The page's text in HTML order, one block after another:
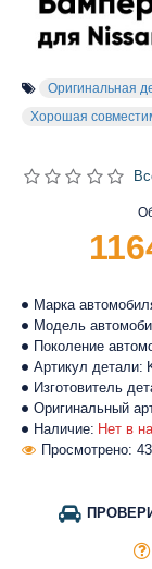
Оригинальная
Хорошая
Наличие: Нет в
Марка
Модель
Поколение
Артикул детали:
Изготовитель
Оригинальный
Просмотрено: